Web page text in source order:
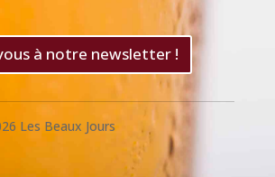
à notre newsletter !
Les Beaux Jours